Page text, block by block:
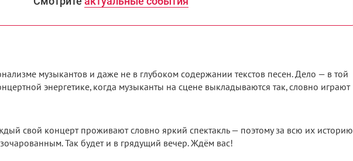
музыкантов и даже не в глубоком содержании текстов песен. Дело — в той
энергетике, когда музыканты на сцене выкладываются так, словно играют
свой концерт проживают словно яркий спектакль — поэтому за всю их историю
Так будет и в грядущий вечер. Ждём вас!